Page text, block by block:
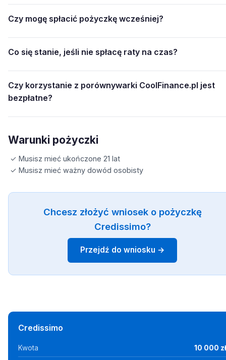
Czy mogę spłacić pożyczkę wcześniej?
Co się stanie, jeśli nie spłacę raty na czas?
Czy korzystanie z porównywarki CoolFinance.pl jest
bezpłatne?
Warunki pożyczki
✓ Musisz mieć ukończone 21 lat
✓ Musisz mieć ważny dowód osobisty
Chcesz złożyć wniosek o pożyczkę
Credissimo?
Przejdź do wniosku →
Credissimo
Kwota 10 000 zł